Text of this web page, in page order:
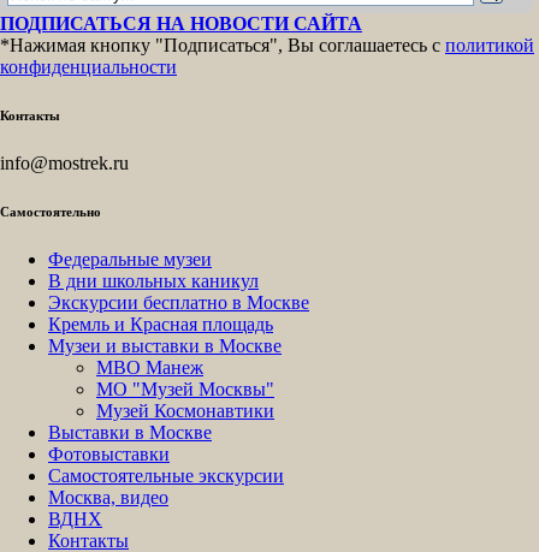
ПОДПИСАТЬСЯ НА НОВОСТИ САЙТА
*Нажимая кнопку "Подписаться", Вы соглашаетесь с политикой
конфиденциальности
Контакты
info@mostrek.ru
Самостоятельно
Федеральные музеи
В дни школьных каникул
Экскурсии бесплатно в Москве
Кремль и Красная площадь
Музеи и выставки в Москве
МВО Манеж
МО "Музей Москвы"
Музей Космонавтики
Выставки в Москве
Фотовыставки
Самостоятельные экскурсии
Москва, видео
ВДНХ
Контакты